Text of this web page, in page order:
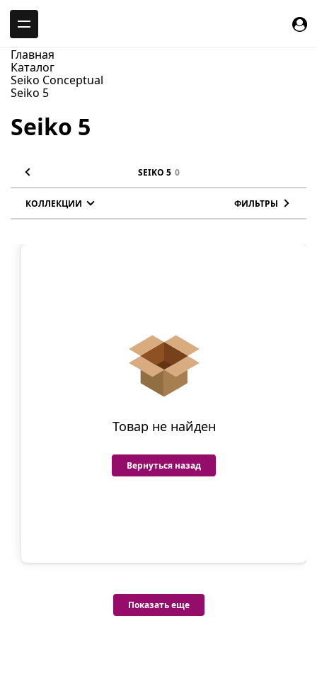
Главная
Каталог
Seiko Conceptual
Seiko 5
Seiko 5
SEIKO 5 0
КОЛЛЕКЦИИ ФИЛЬТРЫ
Товар не найден
Вернуться назад
Показать еще